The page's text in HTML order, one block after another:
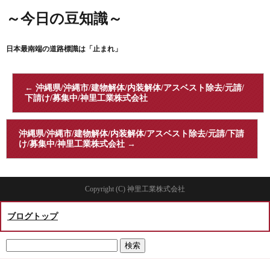
～今日の豆知識～
日本最南端の道路標識は「止まれ」
← 沖縄県/沖縄市/建物解体/内装解体/アスベスト除去/元請/
下請け/募集中/神里工業株式会社
沖縄県/沖縄市/建物解体/内装解体/アスベスト除去/元請/下請
け/募集中/神里工業株式会社 →
Copyright (C) 神里工業株式会社
ブログトップ